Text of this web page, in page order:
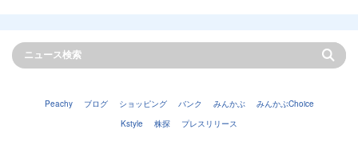
Peachy ブログ ショッピング バンク みんかぶ
みんかぶChoice
Kstyle
株探 プレスリリース